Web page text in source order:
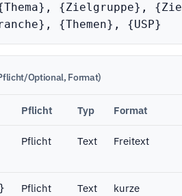
{Zielgruppe},
{Themen}, {USP}
Optional, Format)
Pflicht Typ Format
Pflicht Text Freitext
Pflicht Text
kurze